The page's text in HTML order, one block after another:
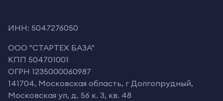
ИНН: 5047276050
OOO "СТАРТЕХ БАЗА"
КПП 504701001
ОГРН 1235000060987
141704, Московская область, г Долгопрудный,
Московская ул, д. 56 к. 3, кв. 48